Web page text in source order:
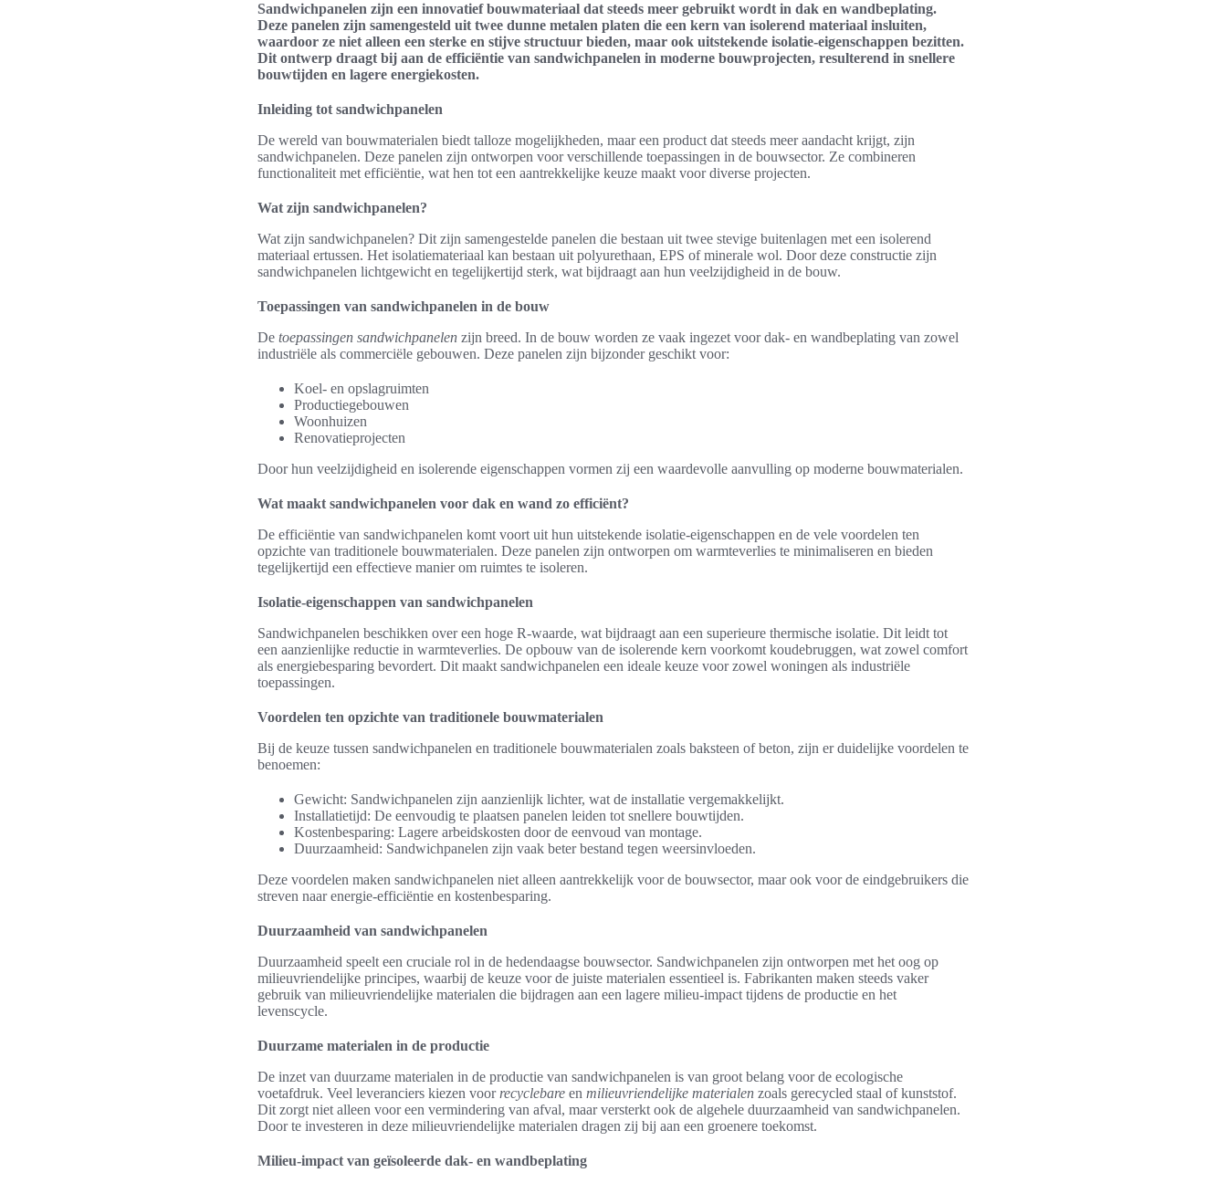
Sandwichpanelen zijn een innovatief bouwmateriaal dat steeds meer gebruikt wordt in dak en wandbeplating.
Deze panelen zijn samengesteld uit twee dunne metalen platen die een kern van isolerend materiaal insluiten,
waardoor ze niet alleen een sterke en stijve structuur bieden, maar ook uitstekende isolatie-eigenschappen bezitten.
Dit ontwerp draagt bij aan de efficiëntie van sandwichpanelen in moderne bouwprojecten, resulterend in snellere
bouwtijden en lagere energiekosten.
Inleiding tot sandwichpanelen
De wereld van bouwmaterialen biedt talloze mogelijkheden, maar een product dat steeds meer aandacht krijgt, zijn
sandwichpanelen. Deze panelen zijn ontworpen voor verschillende toepassingen in de bouwsector. Ze combineren
functionaliteit met efficiëntie, wat hen tot een aantrekkelijke keuze maakt voor diverse projecten.
Wat zijn sandwichpanelen?
Wat zijn sandwichpanelen? Dit zijn samengestelde panelen die bestaan uit twee stevige buitenlagen met een isolerend
materiaal ertussen. Het isolatiemateriaal kan bestaan uit polyurethaan, EPS of minerale wol. Door deze constructie zijn
sandwichpanelen lichtgewicht en tegelijkertijd sterk, wat bijdraagt aan hun veelzijdigheid in de bouw.
Toepassingen van sandwichpanelen in de bouw
De toepassingen sandwichpanelen zijn breed. In de bouw worden ze vaak ingezet voor dak- en wandbeplating van zowel
industriële als commerciële gebouwen. Deze panelen zijn bijzonder geschikt voor:
Koel- en opslagruimten
Productiegebouwen
Woonhuizen
Renovatieprojecten
Door hun veelzijdigheid en isolerende eigenschappen vormen zij een waardevolle aanvulling op moderne bouwmaterialen.
Wat maakt sandwichpanelen voor dak en wand zo efficiënt?
De efficiëntie van sandwichpanelen komt voort uit hun uitstekende isolatie-eigenschappen en de vele voordelen ten
opzichte van traditionele bouwmaterialen. Deze panelen zijn ontworpen om warmteverlies te minimaliseren en bieden
tegelijkertijd een effectieve manier om ruimtes te isoleren.
Isolatie-eigenschappen van sandwichpanelen
Sandwichpanelen beschikken over een hoge R-waarde, wat bijdraagt aan een superieure thermische isolatie. Dit leidt tot
een aanzienlijke reductie in warmteverlies. De opbouw van de isolerende kern voorkomt koudebruggen, wat zowel comfort
als energiebesparing bevordert. Dit maakt sandwichpanelen een ideale keuze voor zowel woningen als industriële
toepassingen.
Voordelen ten opzichte van traditionele bouwmaterialen
Bij de keuze tussen sandwichpanelen en traditionele bouwmaterialen zoals baksteen of beton, zijn er duidelijke voordelen te
benoemen:
Gewicht: Sandwichpanelen zijn aanzienlijk lichter, wat de installatie vergemakkelijkt.
Installatietijd: De eenvoudig te plaatsen panelen leiden tot snellere bouwtijden.
Kostenbesparing: Lagere arbeidskosten door de eenvoud van montage.
Duurzaamheid: Sandwichpanelen zijn vaak beter bestand tegen weersinvloeden.
Deze voordelen maken sandwichpanelen niet alleen aantrekkelijk voor de bouwsector, maar ook voor de eindgebruikers die
streven naar energie-efficiëntie en kostenbesparing.
Duurzaamheid van sandwichpanelen
Duurzaamheid speelt een cruciale rol in de hedendaagse bouwsector. Sandwichpanelen zijn ontworpen met het oog op
milieuvriendelijke principes, waarbij de keuze voor de juiste materialen essentieel is. Fabrikanten maken steeds vaker
gebruik van milieuvriendelijke materialen die bijdragen aan een lagere milieu-impact tijdens de productie en het
levenscycle.
Duurzame materialen in de productie
De inzet van duurzame materialen in de productie van sandwichpanelen is van groot belang voor de ecologische
voetafdruk. Veel leveranciers kiezen voor recyclebare en milieuvriendelijke materialen zoals gerecycled staal of kunststof.
Dit zorgt niet alleen voor een vermindering van afval, maar versterkt ook de algehele duurzaamheid van sandwichpanelen.
Door te investeren in deze milieuvriendelijke materialen dragen zij bij aan een groenere toekomst.
Milieu-impact van geïsoleerde dak- en wandbeplating